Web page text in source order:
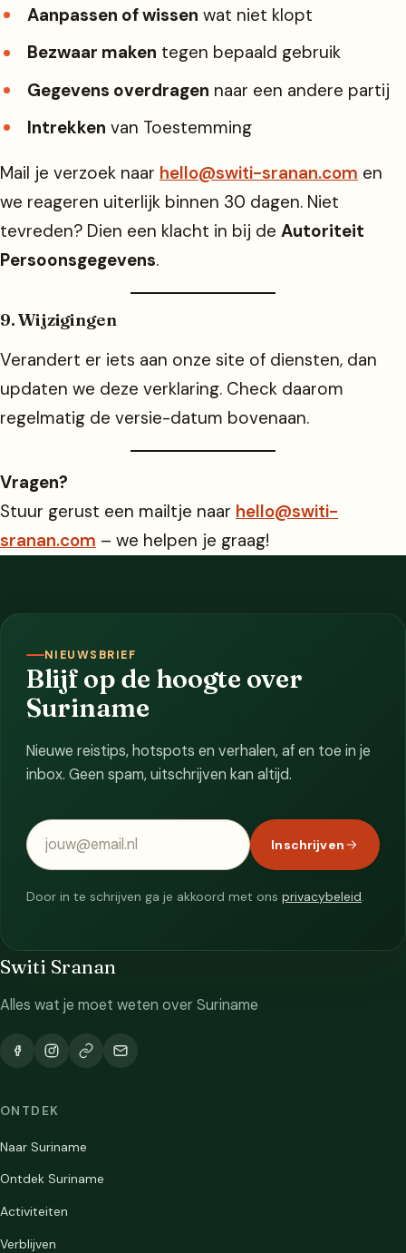
Aanpassen of wissen wat niet klopt
Bezwaar maken tegen bepaald gebruik
Gegevens overdragen naar een andere partij
Intrekken van Toestemming
Mail je verzoek naar hello@switi-sranan.com en
we reageren uiterlijk binnen 30 dagen. Niet
tevreden? Dien een klacht in bij de Autoriteit
Persoonsgegevens.
9. Wijzigingen
Verandert er iets aan onze site of diensten, dan
updaten we deze verklaring. Check daarom
regelmatig de versie-datum bovenaan.
Vragen?
Stuur gerust een mailtje naar hello@switi-
sranan.com – we helpen je graag!
NIEUWSBRIEF
Blijf op de hoogte over
Suriname
Nieuwe reistips, hotspots en verhalen, af en toe in je
inbox. Geen spam, uitschrijven kan altijd.
E-mailadres
Inschrijven
Door in te schrijven ga je akkoord met ons privacybeleid.
Switi Sranan
Alles wat je moet weten over Suriname
ONTDEK
Naar Suriname
Ontdek Suriname
Activiteiten
Verblijven